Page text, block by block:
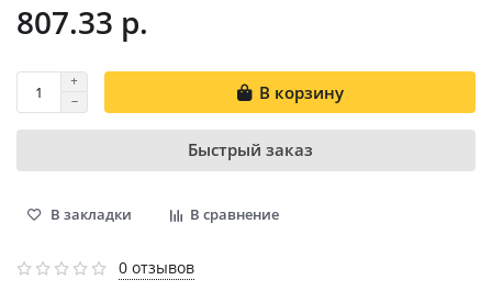
807.33 р.
В корзину
Быстрый заказ
В закладки В сравнение
0 отзывов